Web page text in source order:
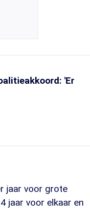
'Er
jaar voor grote
jaar voor elkaar en